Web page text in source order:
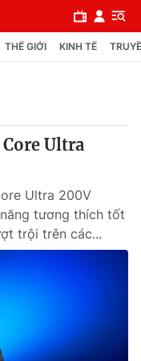
THẾ GIỚI KINH TẾ
Ultra
Ultra 200V
tương thích tốt
trội trên các...